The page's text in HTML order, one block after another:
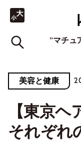
"マチュ
美容と健康
【東京ヘ
それぞれ